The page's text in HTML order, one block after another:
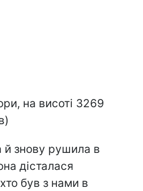
на висоті 3269
й знову рушила в
дісталася
хто був з нами в